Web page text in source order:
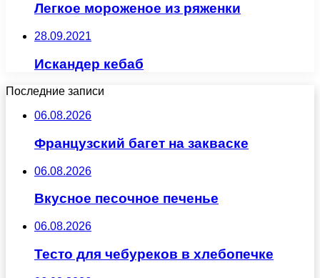
Легкое мороженое из ряженки
28.09.2021
Искандер кебаб
Последние записи
06.08.2026
Французский багет на закваске
06.08.2026
Вкусное песочное печенье
06.08.2026
Тесто для чебуреков в хлебопечке